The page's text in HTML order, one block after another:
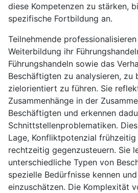
diese Kompetenzen zu stärken,
spezifische Fortbildung an.
Teilnehmende
Weiterbildung ihr
Führungshandeln sowie das
Beschäftigten zu analysieren, zu
zielorientiert zu führen. Sie
Zusammenhänge in der
Beschäftigten und erkennen
Schnittstellenproblematiken.
Lage, Konfliktpotenzial frühzeitig
rechtzeitig gegenzusteuern. Sie
unterschiedliche Typen von
spezielle Bedürfnisse kennen
einzuschätzen. Die Komplexität